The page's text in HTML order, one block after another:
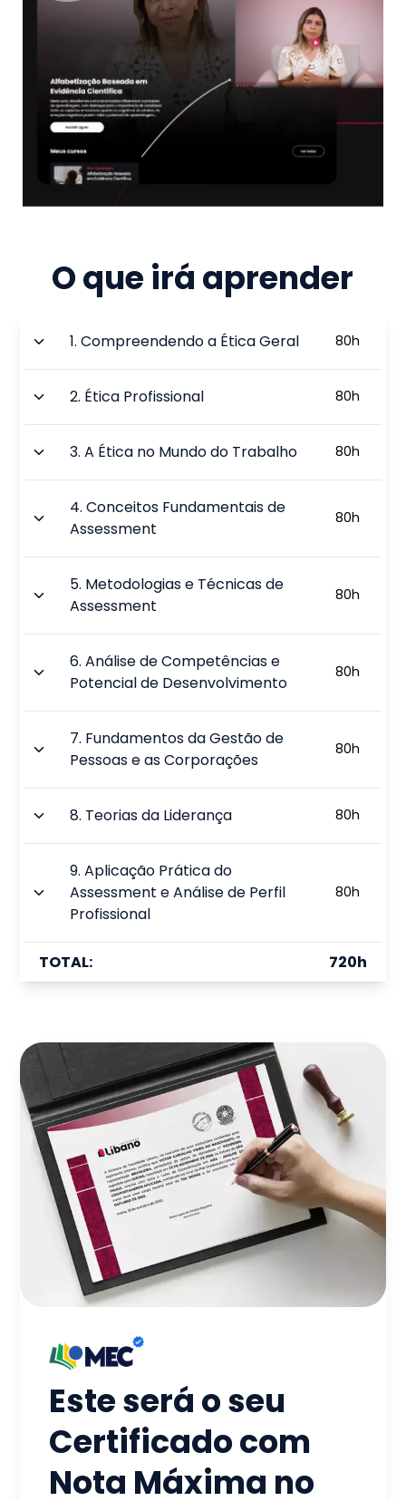
O que irá aprender
1.Compreendendo a Ética Geral 80h
2. Ética Profissional 80h
3.A Ética no Mundo do Trabalho 80h
4.Conceitos Fundamentais de
Assessment
80h
5. Metodologias e Técnicas de
Assessment
80h
6.Análise de Competências e
Potencial de Desenvolvimento
80h
7. Fundamentos da Gestão de
Pessoas e as Corporações
80h
8. Teorias da Liderança 80h
9.Aplicação Prática do
Assessment e Análise de Perfil
Profissional
80h
TOTAL: 720h
Este será o seu
Certificado com
Nota Máxima no